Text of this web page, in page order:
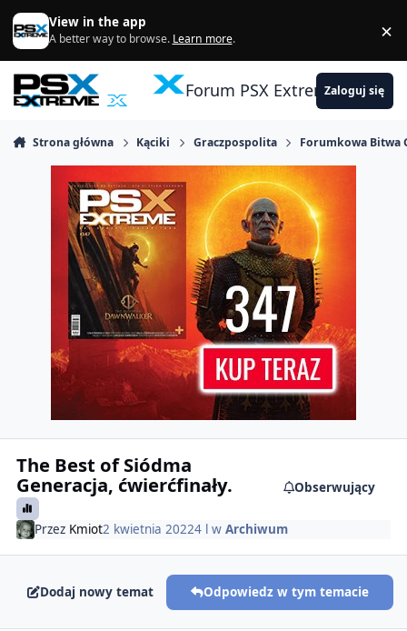
Skocz do zawartości
View in the app
A better way to browse. Learn more. ×
Forum PSX ExtremeZaloguj się
Strona główna Kąciki Graczpospolita Forumkowa Bitwa
The Best of Siódma
Generacja, ćwierćfinały. Obserwujący
Przez Kmiot2 kwietnia 20224 l w Archiwum
Dodaj nowy temat Odpowiedz w tym temacie